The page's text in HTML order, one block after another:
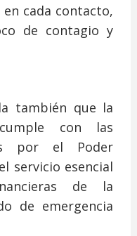
cada contacto,
de contagio y
también que la
con las
por el Poder
servicio esencial
de la
de emergencia